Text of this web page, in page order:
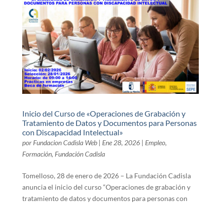
Inicio del Curso de «Operaciones de Grabación y
Tratamiento de Datos y Documentos para Personas
con Discapacidad Intelectual»
por Fundacion Cadisla Web| Ene 28, 2026| Empleo,
Formación, Fundación Cadisla
Tomelloso, 28 de enero de 2026 – La Fundación Cadisla
anuncia el inicio del curso “Operaciones de grabación y
tratamiento de datos y documentos para personas con